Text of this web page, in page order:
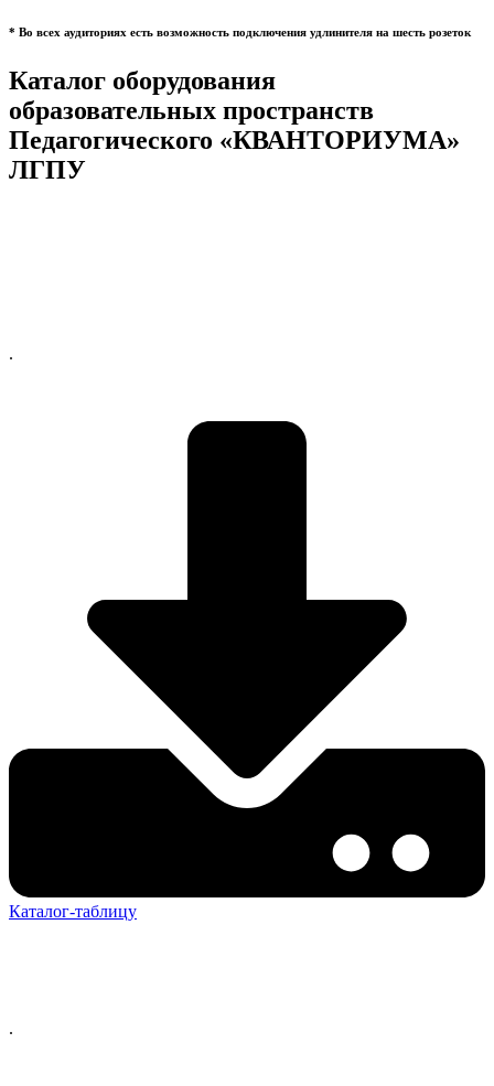
* Во всех аудиториях есть возможность подключения удлинителя на шесть розеток
Каталог оборудования
образовательных пространств
Педагогического «КВАНТОРИУМА»
ЛГПУ
.
Каталог-таблицу
.